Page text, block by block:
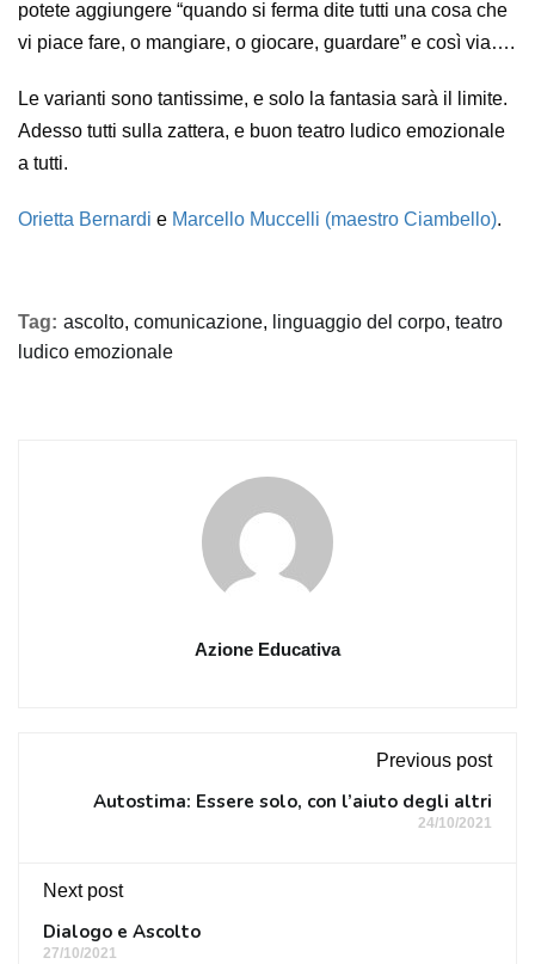
potete aggiungere “quando si ferma dite tutti una cosa che
vi piace fare, o mangiare, o giocare, guardare” e così via….
Le varianti sono tantissime, e solo la fantasia sarà il limite.
Adesso tutti sulla zattera, e buon teatro ludico emozionale
a tutti.
Orietta Bernardi e Marcello Muccelli (maestro Ciambello).
Tag: ascolto, comunicazione, linguaggio del corpo, teatro
ludico emozionale
Azione Educativa
Previous post
Autostima: Essere solo, con l’aiuto degli altri
24/10/2021
Next post
Dialogo e Ascolto
27/10/2021